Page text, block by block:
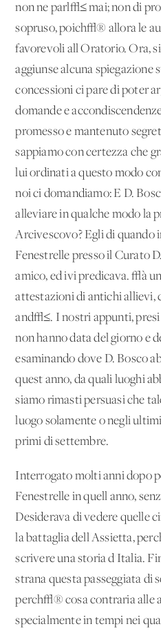
non ne parl√≤ mai; non di
sopruso, poich√® allora le
favorevoli all'Oratorio. Ora,
aggiunse alcuna spiegazione
concessioni ci pare di poter
domande e
promesso e mantenuto
sappiamo con certezza che
lui ordinati a questo modo
noi ci domandiamo: E D.
alleviare in qualche modo la
Arcivescovo? Egli di quando
Fenestrelle presso il Curato
amico, ed ivi predicava. √à
attestazioni di antichi allievi,
and√≤. I nostri appunti,
non hanno data del giorno e
esaminando dove D. Bosco
quest'anno, da quali luoghi
siamo rimasti persuasi che
luogo solamente o negli
primi di settembre.
Interrogato molti anni dopo
Fenestrelle in quell'anno,
Desiderava di vedere quelle
la battaglia dell'Assietta,
scrivere una storia d'Italia.
strana questa passeggiata di
perch√® cosa contraria alle
specialmente in tempi nei